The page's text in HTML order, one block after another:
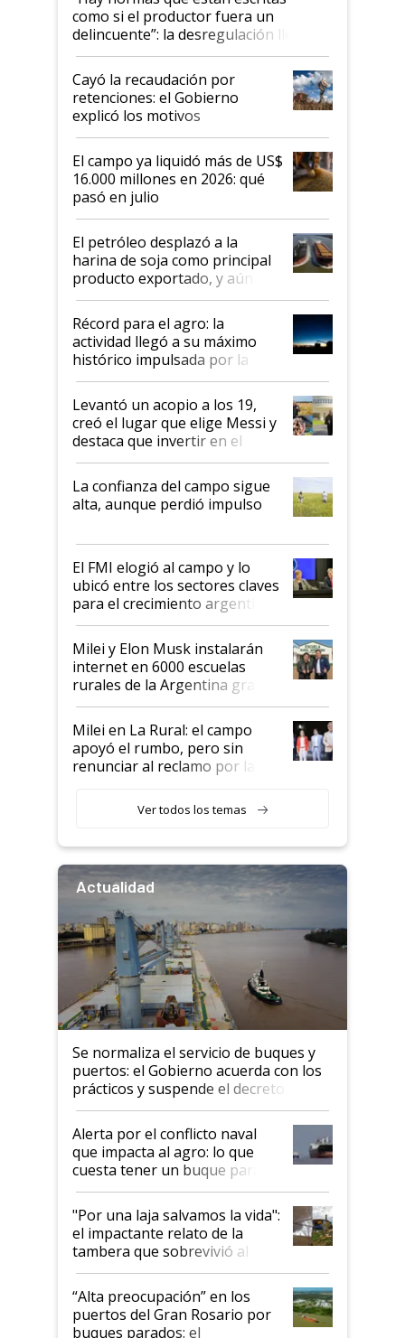
como si el productor fuera un
delincuente”: la desregulación llegó
al Congreso Aapresid y hasta se
habló del financiamiento al IPCVA
Cayó la recaudación por
retenciones: el Gobierno
explicó los motivos
El campo ya liquidó más de US$
16.000 millones en 2026: qué
pasó en julio
El petróleo desplazó a la
harina de soja como principal
producto exportado, y aún así
el agro aportó casi seis de cada
diez dólares y sostuvo el
liderazgo en un semestre
récord
Récord para el agro: la
actividad llegó a su máximo
histórico impulsada por la
cosecha y las exportaciones
Levantó un acopio a los 19,
creó el lugar que elige Messi y
destaca que invertir en el
kirchnerismo era como "darle
plata a un hijo para droga":
Juan Félix Rossetti, el libertario
que de una dura crisis salió
de Milei
La confianza del campo sigue
alta, aunque perdió impulso
El FMI elogió al campo y lo
ubicó entre los sectores claves
para el crecimiento argentino
Milei y Elon Musk instalarán
internet en 6000 escuelas
rurales de la Argentina gracias
a un acuerdo con Starlink
Milei en La Rural: el campo
apoyó el rumbo, pero sin
renunciar al reclamo por las
Ver todos los temas
Actualidad
Se normaliza el servicio de buques y
puertos: el Gobierno acuerda con los
prácticos y suspende el decreto de
desregulación
Alerta por el conflicto naval
que impacta al agro: lo que
cuesta tener un buque parado
y el peligro de que Argentina
pase a ser "país sucio"
"Por una laja salvamos la vida":
el impactante relato de la
tambera que sobrevivió al
tornado
“Alta preocupación” en los
puertos del Gran Rosario por
buques parados: el